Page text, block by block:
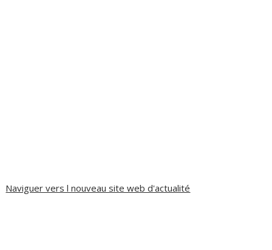
Naviguer vers l nouveau site web d'actualité